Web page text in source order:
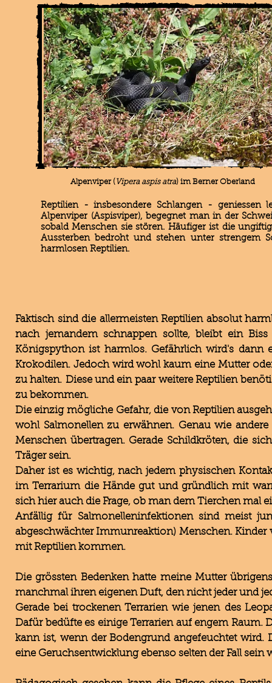
Alpenviper ( Vipera aspis atra) im Berner Oberland
Reptilien - insbesondere Schlangen -
Alpenviper (Aspisviper), begegnet man in der
sobald Menschen sie stören. Häufiger ist die
Aussterben bedroht und stehen unter strengem
harmlosen Reptilien.
Faktisch sind die allermeisten Reptilien absolut
nach jemandem schnappen sollte, bleibt ein
Königspython ist harmlos. Gefährlich wird's dann
Krokodilen. Jedoch wird wohl kaum eine Mutter
zu halten. Diese und ein paar weitere Reptilien
zu bekommen.
Die einzig mögliche Gefahr, die von Reptilien
wohl Salmonellen zu erwähnen. Genau wie
Menschen übertragen. Gerade Schildkröten, die
Träger sein.
Daher ist es wichtig, nach jedem physischen
im Terrarium die Hände gut und gründlich mit
sich hier auch die Frage, ob man dem Tierchen mal
Anfällig für Salmonelleninfektionen sind meist
abgeschwächter Immunreaktion) Menschen.
mit Reptilien kommen.
Die grössten Bedenken hatte meine Mutter
manchmal ihren eigenen Duft, den nicht jeder und
Gerade bei trockenen Terrarien wie jenen des
Dafür bedüfte es einige Terrarien auf engem Raum.
kann ist, wenn der Bodengrund angefeuchtet wird.
eine Geruchsentwicklung ebenso selten der Fall sein